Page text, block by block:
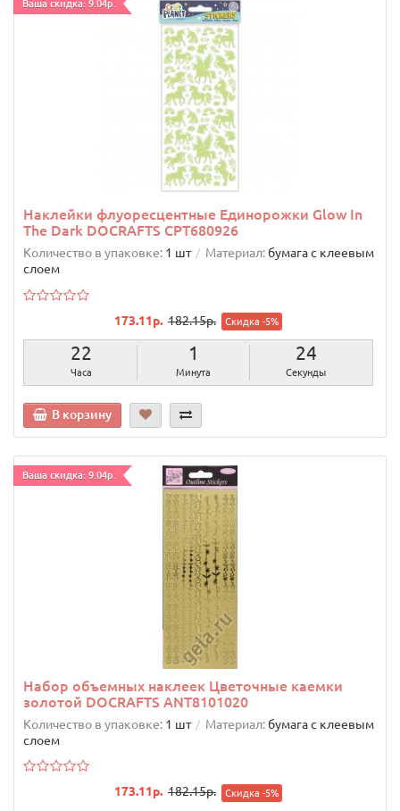
Ваша скидка: 9.04р.
Наклейки флуоресцентные Единорожки Glow In
The Dark DOCRAFTS CPT680926
Количество в упаковке: 1 шт Материал: бумага с клеевым
слоем
173.11р. 182.15р. Скидка -5%
22
Часа
1
Минута
23
Секунды
В корзину
Ваша скидка: 9.04р.
Набор объемных наклеек Цветочные каемки
золотой DOCRAFTS ANT8101020
Количество в упаковке: 1 шт Материал: бумага с клеевым
слоем
173.11р. 182.15р. Скидка -5%